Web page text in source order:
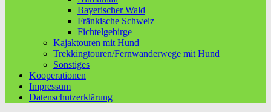
Bayerischer Wald
Fränkische Schweiz
Fichtelgebirge
Kajaktouren mit Hund
Trekkingtouren/Fernwanderwege mit Hund
Sonstiges
Kooperationen
Impressum
Datenschutzerklärung